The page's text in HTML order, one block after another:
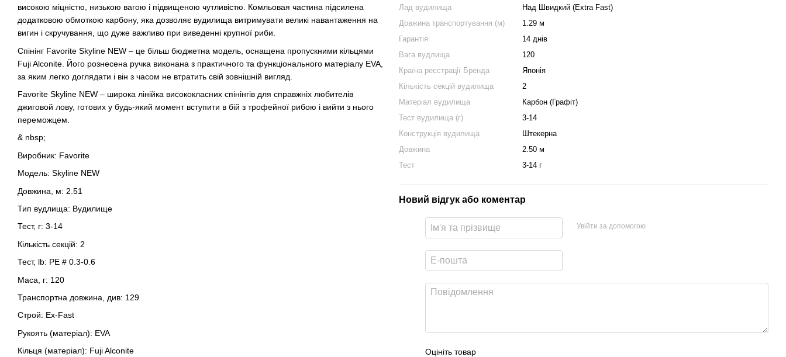
високою міцністю, низькою вагою і підвищеною чутливістю. Комльовая частина підсилена
додатковою обмоткою карбону, яка дозволяє вудилища витримувати великі навантаження на
вигин і скручування, що дуже важливо при виведенні крупної риби.
Спінінг Favorite Skyline NEW – це більш бюджетна модель, оснащена пропускними кільцями
Fuji Alconite. Його рознесена ручка виконана з практичного та функціонального матеріалу EVA,
за яким легко доглядати і він з часом не втратить свій зовнішній вигляд.
Favorite Skyline NEW – широка лінійка висококласних спінінгів для справжніх любителів
джиговой лову, готових у будь-який момент вступити в бій з трофейної рибою і вийти з нього
переможцем.
& nbsp;
Виробник: Favorite
Модель: Skyline NEW
Довжина, м: 2.51
Тип вудлища: Вудилище
Тест, г: 3-14
Кількість секцій: 2
Тест, lb: PE # 0.3-0.6
Маса, г: 120
Транспортна довжина, див: 129
Строй: Ex-Fast
Рукоять (матеріал): EVA
Кільця (матеріал): Fuji Alconite
Лад вудилища
Над Швидкий (Extra Fast)
Довжина транспортування (м)
1.29 м
Гарантія
14 днів
Вага вудлища
120
Країна реєстрації Бренда
Японія
Кількість секцій вудилища
2
Матеріал вудилища
Карбон (Графіт)
Тест вудилища (г)
3-14
Конструкція вудилища
Штекерна
Довжина
2.50 м
Тест
3-14 г
Новий відгук або коментар
Увійти за допомогою
Оцініть товар